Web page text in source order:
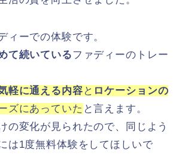
ィーでの体験です。
て続いているファディーのトレー
軽に通える内容 と ロケーションの
ズにあっていた と言えます。
の変化が見られたので、同じよう
は1度無料体験をしてほしいで